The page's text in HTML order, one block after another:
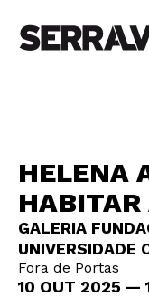
LOJA
PT | EN
BILHETES
AMIGOS
HELENA
HABITAR
GALERIA
UNIVERSIDADE
Fora de Portas
10 OUT 2025 —